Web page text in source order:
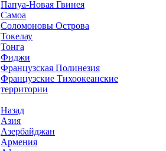
Папуа-Новая Гвинея
Самоа
Соломоновы Острова
Токелау
Тонга
Фиджи
Французская Полинезия
Французские Тихоокеанские
территории
Назад
Азия
Азербайджан
Армения